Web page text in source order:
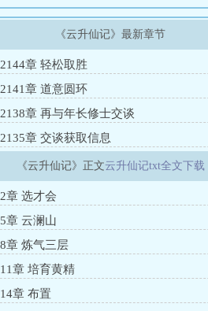
《云升仙记》最新章节
章 轻松取胜
章 道意圆环
章 再与年长修士交谈
章 交谈获取信息
《云升仙记》正文云升仙记txt全文下载
章 选才会
章 云澜山
章 炼气三层
章 培育黄精
章 布置